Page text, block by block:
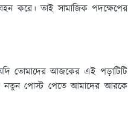
করে। তাই সামাজিক পদক্ষেপের
যদি তোমাদের আজকের এই পড়াটিটি
নতুন পোস্ট পেতে আমাদের আরকে